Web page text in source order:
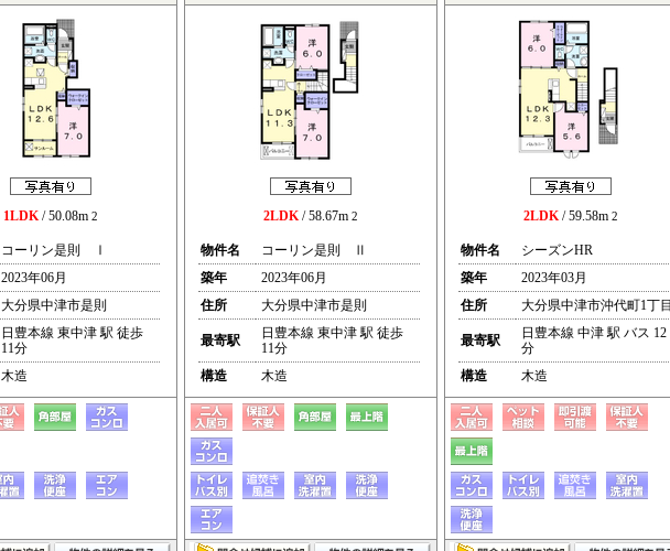
1LDK/ 50.08m 2
コーリン是則 Ⅰ
2023年06月
大分県中津市是則
日豊本線 東中津 駅 徒歩
11分
木造
2LDK/ 58.67m 2
物件名
コーリン是則 Ⅱ
築年
2023年06月
住所
大分県中津市是則
最寄駅
日豊本線 東中津 駅 徒歩
11分
構造
木造
2LDK/ 59.58m 2
物件名
シーズンHR
築年
2023年03月
住所
大分県中津市沖代町1丁
最寄駅
日豊本線 中津 駅 バス 12
分
構造
木造